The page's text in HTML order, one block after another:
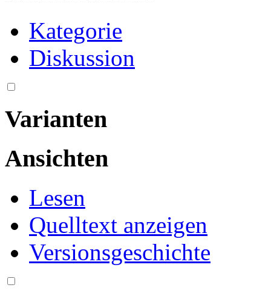
Kategorie
Diskussion
Varianten
Ansichten
Lesen
Quelltext anzeigen
Versionsgeschichte